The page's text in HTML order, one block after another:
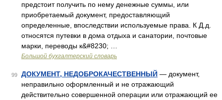
предстоит получить по нему денежные суммы, или
приобретаемый документ, предоставляющий
определенные, впоследствии используемые права. К Д.д.
относятся путевки в дома отдыха и санатории, почтовые
марки, переводы к&#8230; …
Большой бухгалтерский словарь
99 ДОКУМЕНТ, НЕДОБРОКАЧЕСТВЕННЫЙ — документ,
неправильно оформленный и не отражающий
действительно совершенной операции или отражающий ее